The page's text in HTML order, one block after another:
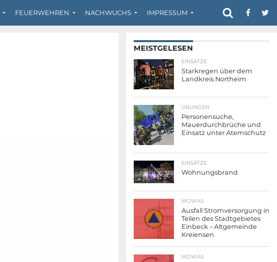
FEUERWEHREN NACHWUCHS IMPRESSUM
MEISTGELESEN
EINSÄTZE
Starkregen über dem
Landkreis Northeim
ÜBUNGEN
Personensuche,
Mauerdurchbrüche und
Einsatz unter Atemschutz
EINSÄTZE
Wohnungsbrand
MOWAS
Ausfall Stromversorgung in
Teilen des Stadtgebietes
Einbeck – Altgemeinde
Kreiensen
MOWAS